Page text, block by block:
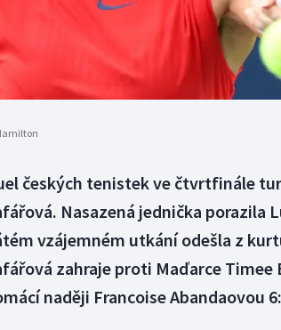
českých tenistek ve čtvrtfinále
Nasazená jednička porazila
vzájemném utkání odešla z
zahraje proti Maďarce
naději Francoise Abandaovou